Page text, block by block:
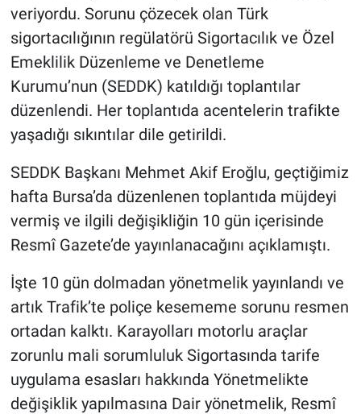
veriyordu. Sorunu çözecek olan Türk
sigortacılığının regülatörü Sigortacılık ve Özel
Emeklilik Düzenleme ve Denetleme
Kurumu’nun (SEDDK) katıldığı toplantılar
düzenlendi. Her toplantıda acentelerin trafikte
yaşadığı sıkıntılar dile getirildi.
SEDDK Başkanı Mehmet Akif Eroğlu, geçtiğimiz
hafta Bursa’da düzenlenen toplantıda müjdeyi
vermiş ve ilgili değişikliğin 10 gün içerisinde
Resmî Gazete’de yayınlanacağını açıklamıştı.
İşte 10 gün dolmadan yönetmelik yayınlandı ve
artık Trafik’te poliçe kesememe sorunu resmen
ortadan kalktı. Karayolları motorlu araçlar
zorunlu mali sorumluluk Sigortasında tarife
uygulama esasları hakkında Yönetmelikte
değişiklik yapılmasına Dair yönetmelik, Resmî